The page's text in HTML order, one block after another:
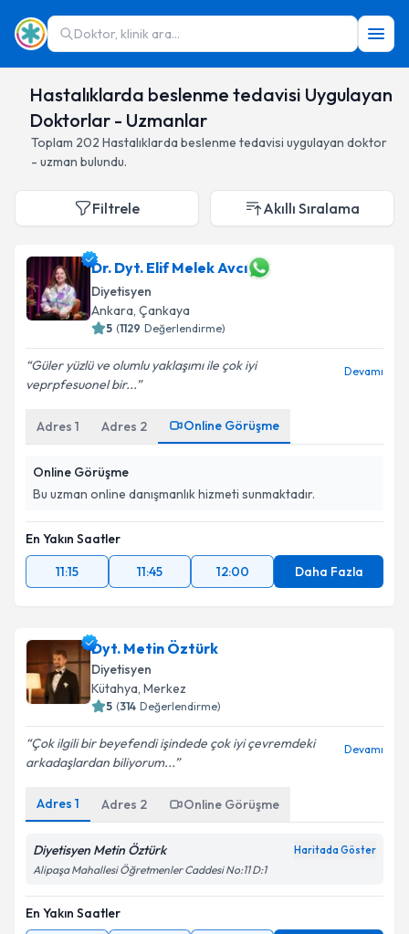
Doktor, klinik ara...
Hastalıklarda beslenme tedavisi Uygulayan
Doktorlar - Uzmanlar
Toplam 202 Hastalıklarda beslenme tedavisi uygulayan doktor
- uzman bulundu.
Filtrele Akıllı Sıralama
Dr. Dyt. Elif Melek Avcı
Diyetisyen
Ankara, Çankaya
5 (1129 Değerlendirme)
Güler yüzlü ve olumlu yaklaşımı ile çok iyi
veprpfesuonel bir...
Devamı
Adres 1 Adres 2 Online Görüşme
Online Görüşme
Bu uzman online danışmanlık hizmeti sunmaktadır.
En Yakın Saatler
11:15
11:45 12:00 Daha Fazla
Dyt. Metin Öztürk
Diyetisyen
Kütahya, Merkez
5 (314 Değerlendirme)
Çok ilgili bir beyefendi işindede çok iyi çevremdeki
arkadaşlardan biliyorum...
Devamı
Adres 1 Adres 2 Online Görüşme
Diyetisyen Metin Öztürk Haritada Göster
Alipaşa Mahallesi Öğretmenler Caddesi No:11 D:1
En Yakın Saatler